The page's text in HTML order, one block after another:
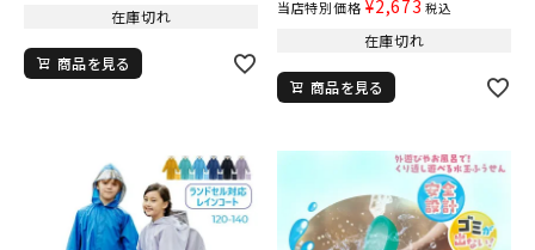
在庫切れ
商品を見る
当店特別価格 ¥2,673 税込
在庫切れ
商品を見る